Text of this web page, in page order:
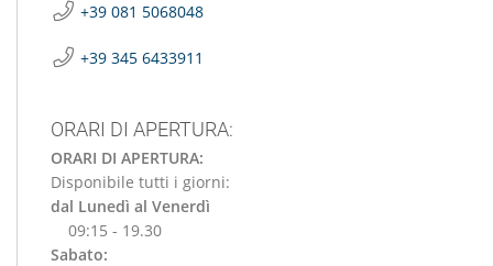
+39 081 5068048
+39 345 6433911
ORARI DI APERTURA:
ORARI DI APERTURA:
Disponibile tutti i giorni:
dal Lunedì al Venerdì
09:15 - 19.30
Sabato: